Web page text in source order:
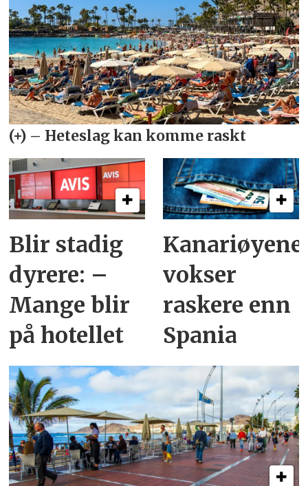
Blir stadig
dyrere: –
Mange blir
på hotellet
Kanariøyene
vokser
raskere enn
Spania